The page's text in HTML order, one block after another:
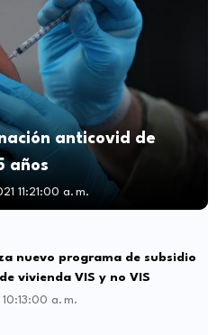
anticovid de
años
11:21:00 a. m.
nuevo programa de subsidio
vivienda VIS y no VIS
a. m.